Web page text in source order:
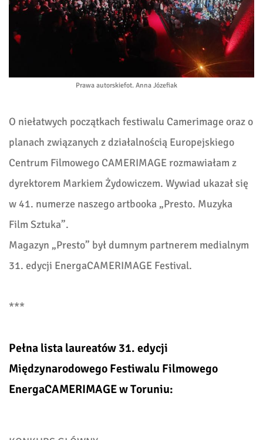
Prawa autorskiefot. Anna Józefiak
O niełatwych początkach festiwalu Camerimage oraz o
planach związanych z działalnością Europejskiego
Centrum Filmowego CAMERIMAGE rozmawiałam z
dyrektorem Markiem Żydowiczem. Wywiad ukazał się
w 41. numerze naszego artbooka „Presto. Muzyka
Film Sztuka”.
Magazyn „Presto” był dumnym partnerem medialnym
31. edycji EnergaCAMERIMAGE Festival.
***
Pełna lista laureatów 31. edycji
Międzynarodowego Festiwalu Filmowego
EnergaCAMERIMAGE w Toruniu: